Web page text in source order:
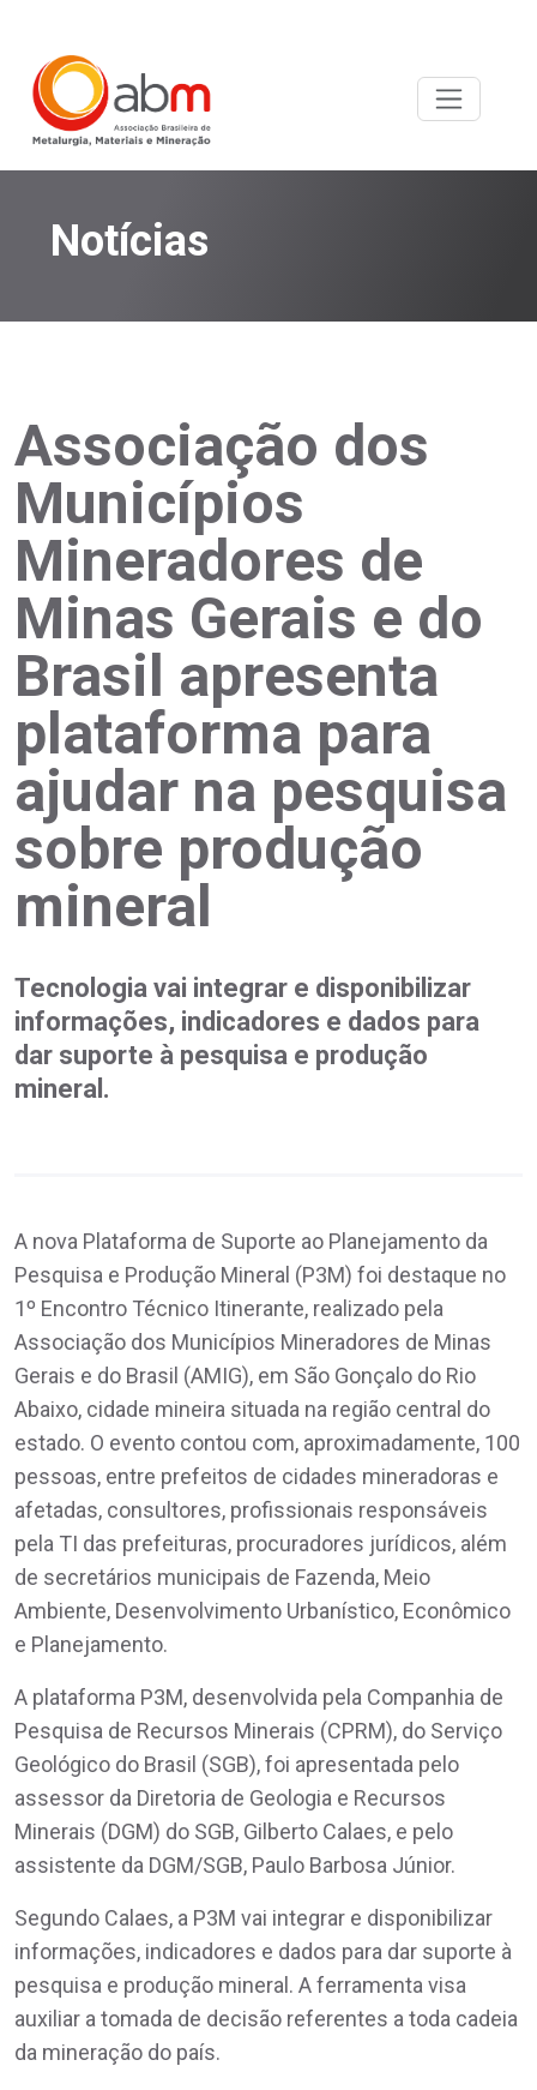
Notícias
Associação dos
Municípios
Mineradores de
Minas Gerais e do
Brasil apresenta
plataforma para
ajudar na pesquisa
sobre produção
mineral
Tecnologia vai integrar e disponibilizar
informações, indicadores e dados para
dar suporte à pesquisa e produção
mineral.
A nova Plataforma de Suporte ao Planejamento da
Pesquisa e Produção Mineral (P3M) foi destaque no
1º Encontro Técnico Itinerante, realizado pela
Associação dos Municípios Mineradores de Minas
Gerais e do Brasil (AMIG), em São Gonçalo do Rio
Abaixo, cidade mineira situada na região central do
estado. O evento contou com, aproximadamente, 100
pessoas, entre prefeitos de cidades mineradoras e
afetadas, consultores, profissionais responsáveis
pela TI das prefeituras, procuradores jurídicos, além
de secretários municipais de Fazenda, Meio
Ambiente, Desenvolvimento Urbanístico, Econômico
e Planejamento.
A plataforma P3M, desenvolvida pela Companhia de
Pesquisa de Recursos Minerais (CPRM), do Serviço
Geológico do Brasil (SGB), foi apresentada pelo
assessor da Diretoria de Geologia e Recursos
Minerais (DGM) do SGB, Gilberto Calaes, e pelo
assistente da DGM/SGB, Paulo Barbosa Júnior.
Segundo Calaes, a P3M vai integrar e disponibilizar
informações, indicadores e dados para dar suporte à
pesquisa e produção mineral. A ferramenta visa
auxiliar a tomada de decisão referentes a toda cadeia
da mineração do país.